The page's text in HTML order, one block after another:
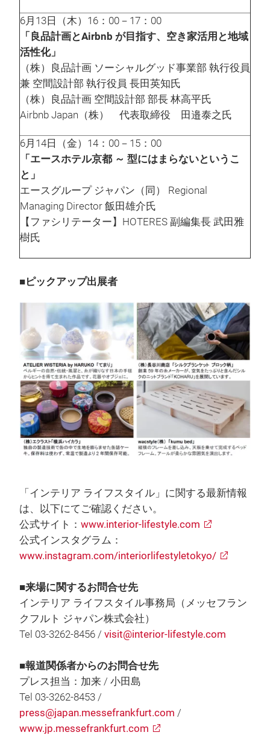
6月13日（木）16：00－17：00
「良品計画とAirbnb が目指す、空き家活用と地域
活性化」
（株）良品計画 ソーシャルグッド事業部 執行役員
兼 空間設計部 執行役員 長田英知氏
（株）良品計画 空間設計部 部長 林高平氏
Airbnb Japan（株） 代表取締役 田邉泰之氏
6月14日（金）14：00－15：00
「エースホテル京都 ～ 型にはまらないというこ
と」
エースグループ ジャパン（同） Regional
Managing Director 飯田雄介氏
【ファシリテーター】HOTERES 副編集長 武田雅
樹氏
■ピックアップ出展者
「インテリア ライフスタイル」に関する最新情報
は、以下にてご確認ください。
公式サイト： www.interior-lifestyle.com
公式インスタグラム：
www.instagram.com/interiorlifestyletokyo/
■来場に関するお問合せ先
インテリア ライフスタイル事務局（メッセフラン
クフルト ジャパン株式会社）
Tel 03-3262-8456 / visit@interior-lifestyle.com
■報道関係者からのお問合せ先
プレス担当：加来 / 小田島
Tel 03-3262-8453 /
press@japan.messefrankfurt.com /
www.jp.messefrankfurt.com